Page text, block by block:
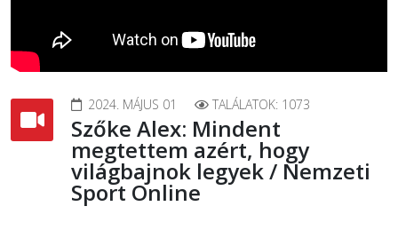
2024. MÁJUS 01 TALÁLATOK: 1073
Szőke Alex: Mindent
megtettem azért, hogy
világbajnok legyek / Nemzeti
Sport Online